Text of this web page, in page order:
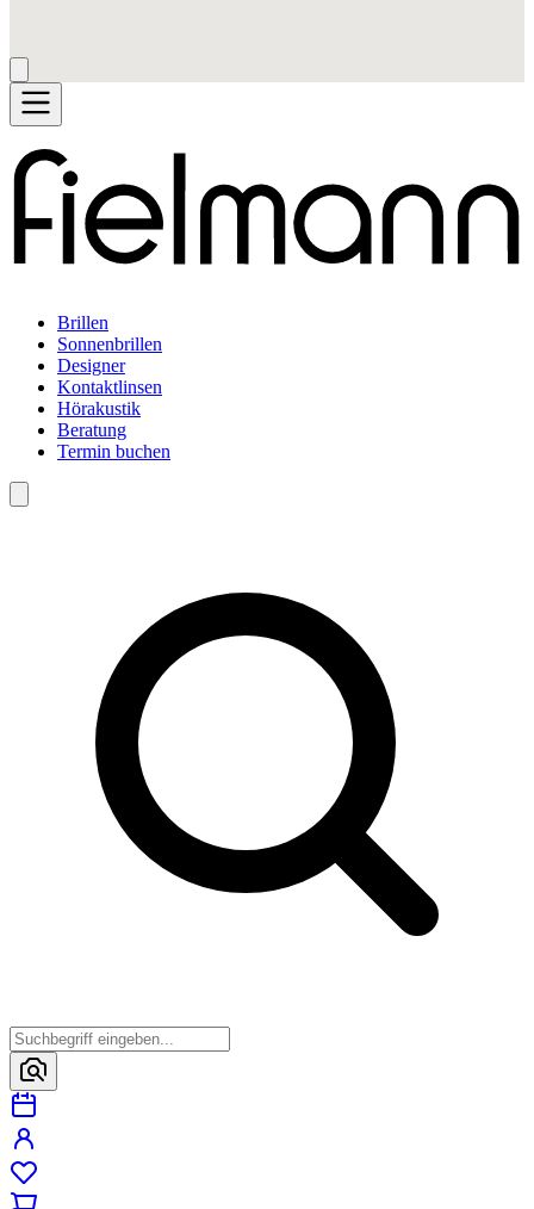
Brillen
Sonnenbrillen
Designer
Kontaktlinsen
Hörakustik
Beratung
Termin buchen